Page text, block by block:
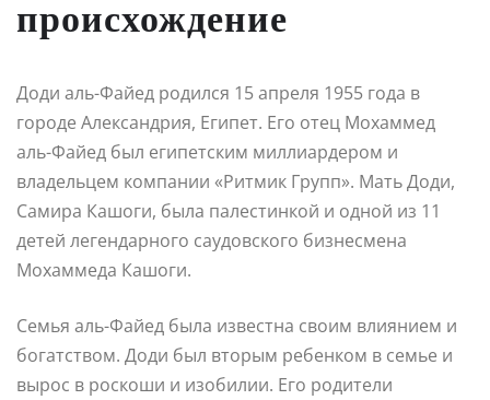
происхождение
Доди аль-Файед родился 15 апреля 1955 года в
городе Александрия, Египет. Его отец Мохаммед
аль-Файед был египетским миллиардером и
владельцем компании «Ритмик Групп». Мать Доди,
Самира Кашоги, была палестинкой и одной из 11
детей легендарного саудовского бизнесмена
Мохаммеда Кашоги.
Семья аль-Файед была известна своим влиянием и
богатством. Доди был вторым ребенком в семье и
вырос в роскоши и изобилии. Его родители